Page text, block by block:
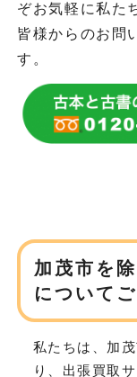
ぞお気軽に私た
皆様からのお問
す。
加茂市を
について
私たちは、加
り、 出張買取